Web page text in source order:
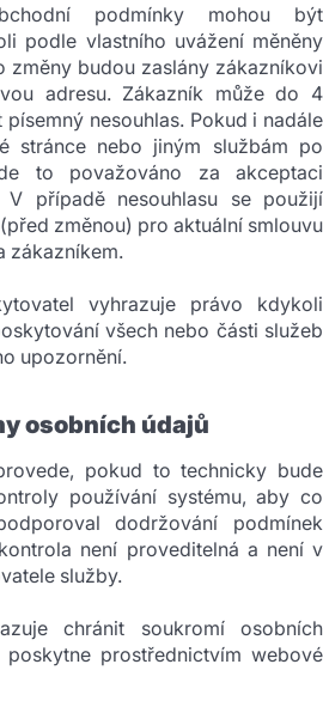
podmínky mohou být
podle vlastního uvážení měněny
změny budou zaslány zákazníkovi
adresu. Zákazník může do 4
nesouhlas. Pokud i nadále
stránce nebo jiným službám po
to považováno za akceptaci
V případě nesouhlasu se použijí
změnou) pro aktuální smlouvu
zákazníkem.
vyhrazuje právo kdykoli
všech nebo části služeb
upozornění.
osobních údajů
pokud to technicky bude
používání systému, aby co
dodržování podmínek
není proveditelná a není v
služby.
chránit soukromí osobních
prostřednictvím webové